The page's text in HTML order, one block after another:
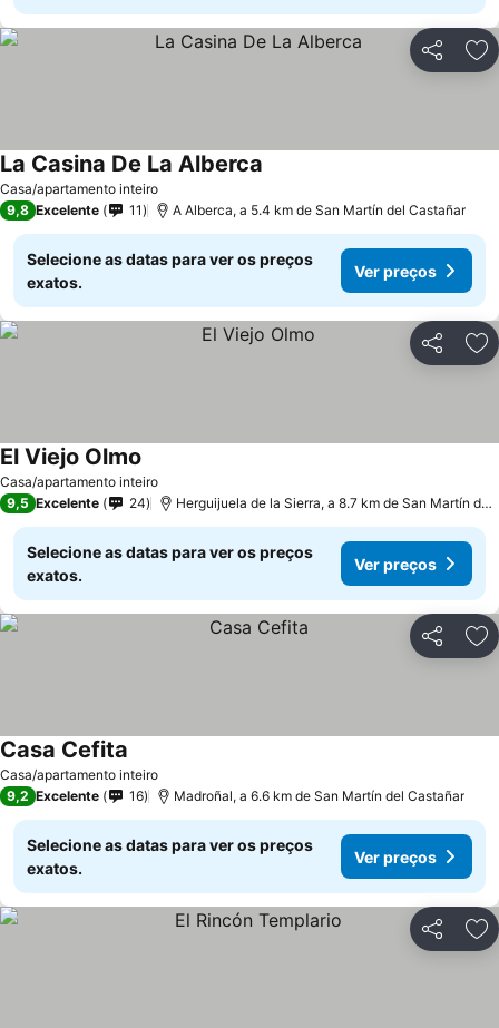
Partilhar
Casa/apartamento inteiro
La Casina De La Alberca
9,8 Excelente 11 A Alberca, a 5.4 km de San Martín del Castañar
Selecione as datas para ver os preços
exatos.
Ver preços
Partilhar
Casa/apartamento inteiro
El Viejo Olmo
9,5 Excelente 24 Herguijuela de la Sierra, a 8.7 km de San Martín del
Selecione as datas para ver os preços
exatos.
Ver preços
Partilhar
Casa/apartamento inteiro
Casa Cefita
9,2 Excelente 16 Madroñal, a 6.6 km de San Martín del Castañar
Selecione as datas para ver os preços
exatos.
Ver preços
Partilhar